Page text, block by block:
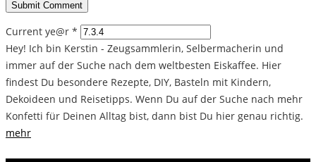
Current ye@r *
Hey! Ich bin Kerstin - Zeugsammlerin, Selbermacherin und
immer auf der Suche nach dem weltbesten Eiskaffee. Hier
findest Du besondere Rezepte, DIY, Basteln mit Kindern,
Dekoideen und Reisetipps. Wenn Du auf der Suche nach mehr
Konfetti für Deinen Alltag bist, dann bist Du hier genau richtig.
mehr